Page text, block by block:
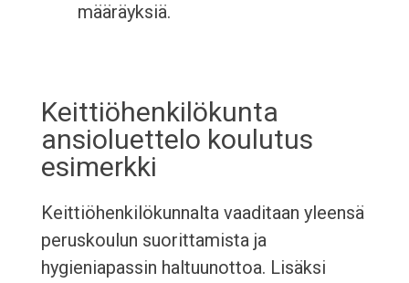
määräyksiä.
Keittiöhenkilökunta
ansioluettelo koulutus
esimerkki
Keittiöhenkilökunnalta vaaditaan yleensä
peruskoulun suorittamista ja
hygieniapassin haltuunottoa. Lisäksi